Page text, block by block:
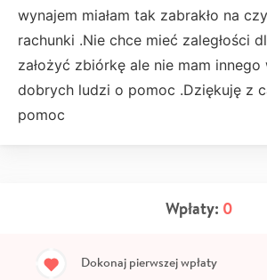
wynajem miałam tak zabrakło na
rachunki .Nie chce mieć zaległości
założyć zbiórkę ale nie mam
dobrych ludzi o pomoc .Dziękuję z
pomoc
Wpłaty: 0
Dokonaj pierwszej wpłaty